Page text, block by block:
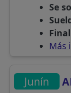
Se
Más
Junín